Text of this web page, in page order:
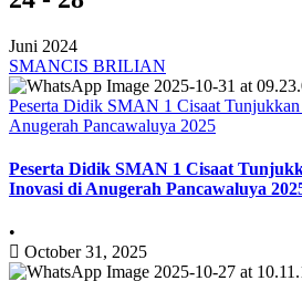
Juni 2024
SMANCIS BRILIAN
Peserta Didik SMAN 1 Cisaat
Anugerah Pancawaluya 2025
Peserta Didik SMAN 1 Cisaat
Inovasi di Anugerah Pancawaluya
•
October 31, 2025